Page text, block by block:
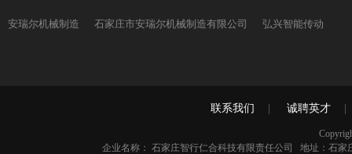
安瑞尔机械制造 石家庄市安瑞尔机械制造有限公司 弘兴智能传动
联系我们 诚聘英才
企业名称： 石家庄智行仁合科技有限责任公司 地址：石